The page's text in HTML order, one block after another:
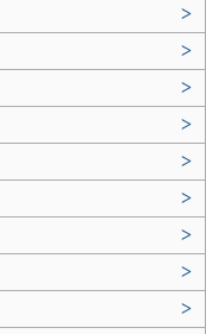
>
>
>
>
>
>
>
>
>